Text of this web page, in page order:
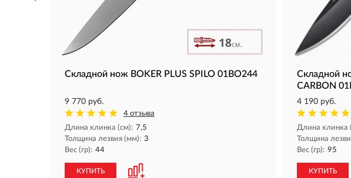
Складной нож BOKER PLUS SPILO 01BO244
9 770 руб.
4 отзыва
Длина клинка (см): 7,5
Толщина лезвия (мм): 3
Вес (гр): 44
КУПИТЬ
Складной
CARBON
4 190 руб.
Длина клинка
Толщина
Вес (гр): 95
КУПИТЬ